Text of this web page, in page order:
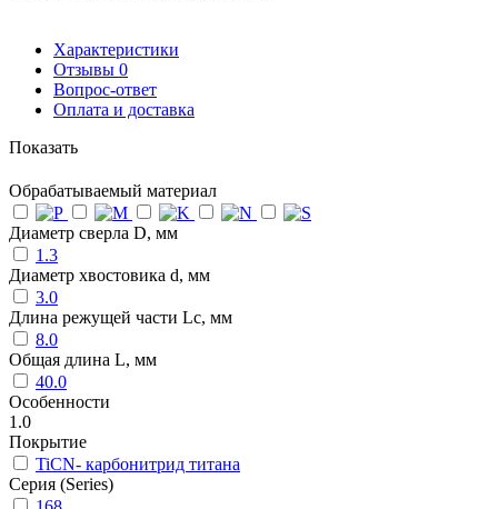
Характеристики
Отзывы 0
Вопрос-ответ
Оплата и доставка
Показать
Обрабатываемый материал
Диаметр сверла D, мм
1.3
Диаметр хвостовика d, мм
3.0
Длина режущей части Lc, мм
8.0
Общая длина L, мм
40.0
Особенности
1.0
Покрытие
TiCN- карбонитрид титана
Серия (Series)